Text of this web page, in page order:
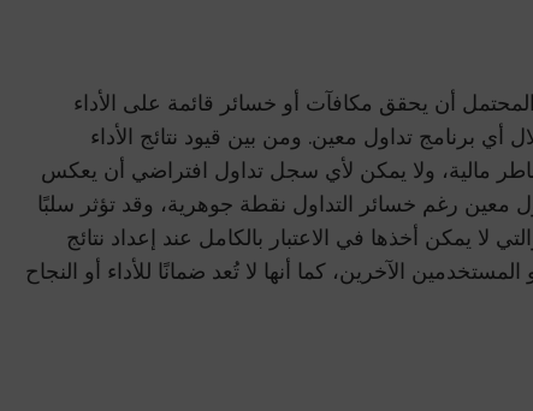
المحتمل أن يحقق مكافآت أو خسائر قائمة على الأداء
أي برنامج تداول معين. ومن بين قيود نتائج الأداء
مالية، ولا يمكن لأي سجل تداول افتراضي أن يعكس
معين رغم خسائر التداول نقطة جوهرية، وقد تؤثر سلبًا
لا يمكن أخذها في الاعتبار بالكامل عند إعداد نتائج
الآخرين، كما أنها لا تُعد ضمانًا للأداء أو النجاح